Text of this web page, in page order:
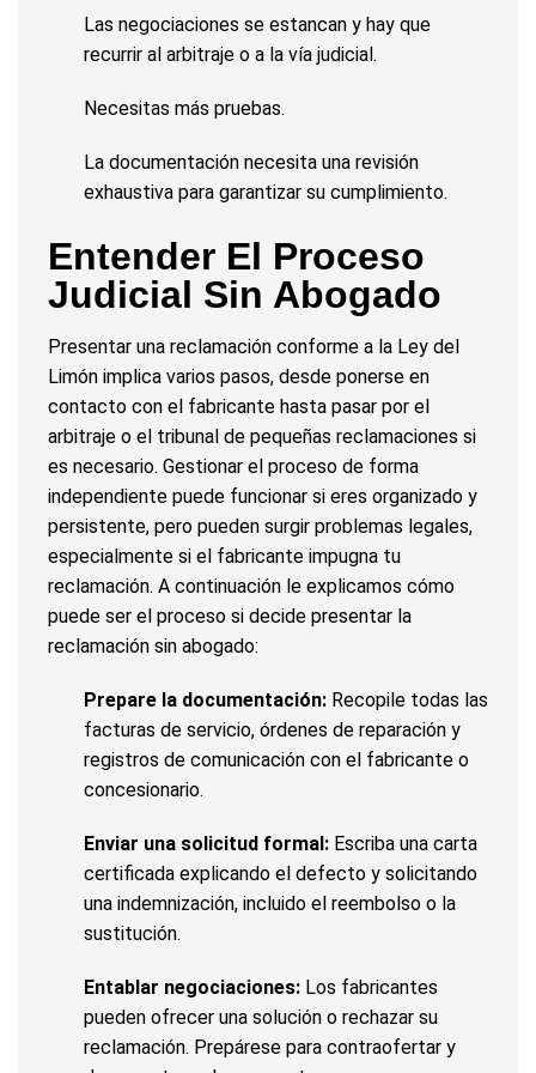
Las negociaciones se estancan y hay que
recurrir al arbitraje o a la vía judicial.
Necesitas más pruebas.
La documentación necesita una revisión
exhaustiva para garantizar su cumplimiento.
Entender El Proceso
Judicial Sin Abogado
Presentar una reclamación conforme a la Ley del
Limón implica varios pasos, desde ponerse en
contacto con el fabricante hasta pasar por el
arbitraje o el tribunal de pequeñas reclamaciones si
es necesario. Gestionar el proceso de forma
independiente puede funcionar si eres organizado y
persistente, pero pueden surgir problemas legales,
especialmente si el fabricante impugna tu
reclamación. A continuación le explicamos cómo
puede ser el proceso si decide presentar la
reclamación sin abogado:
Prepare la documentación: Recopile todas las
facturas de servicio, órdenes de reparación y
registros de comunicación con el fabricante o
concesionario.
Enviar una solicitud formal: Escriba una carta
certificada explicando el defecto y solicitando
una indemnización, incluido el reembolso o la
sustitución.
Entablar negociaciones: Los fabricantes
pueden ofrecer una solución o rechazar su
reclamación. Prepárese para contraofertar y